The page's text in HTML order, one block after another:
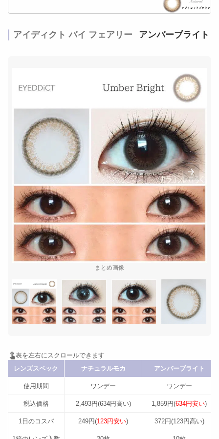
アイディクト バイ フェアリー アンバーブライト
まとめ画像
レンズスペック ナチュラルモカ アンバーブライト
使用期間 ワンデー ワンデー
税込価格 2,493円(634円高い) 1,859円(634円安い)
1日のコスパ 249円(123円安い) 372円(123円高い)